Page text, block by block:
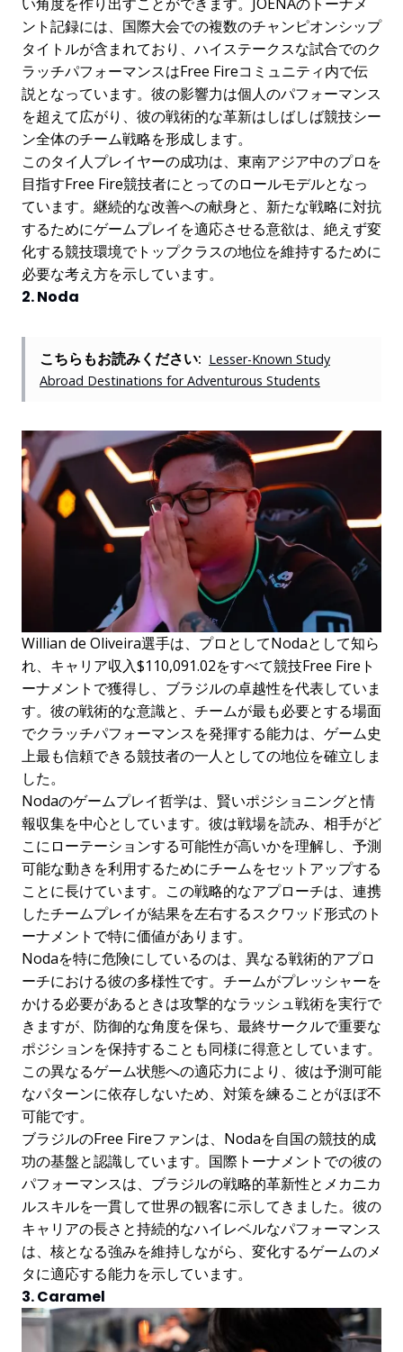
ント記録には、国際大会での複数のチャンピオンシップ
タイトルが含まれており、ハイステークスな試合でのク
ラッチパフォーマンスはFree Fireコミュニティ内で伝
説となっています。彼の影響力は個人のパフォーマンス
を超えて広がり、彼の戦術的な革新はしばしば競技シー
ン全体のチーム戦略を形成します。
このタイ人プレイヤーの成功は、東南アジア中のプロを
目指すFree Fire競技者にとってのロールモデルとなっ
ています。継続的な改善への献身と、新たな戦略に対抗
するためにゲームプレイを適応させる意欲は、絶えず変
化する競技環境でトップクラスの地位を維持するために
必要な考え方を示しています。
2. Noda
こちらもお読みください: Lesser-Known Study
Abroad Destinations for Adventurous Students
Willian de Oliveira選手は、プロとしてNodaとして知ら
れ、キャリア収入$110,091.02をすべて競技Free Fireト
ーナメントで獲得し、ブラジルの卓越性を代表していま
す。彼の戦術的な意識と、チームが最も必要とする場面
でクラッチパフォーマンスを発揮する能力は、ゲーム史
上最も信頼できる競技者の一人としての地位を確立しま
した。
Nodaのゲームプレイ哲学は、賢いポジショニングと情
報収集を中心としています。彼は戦場を読み、相手がど
こにローテーションする可能性が高いかを理解し、予測
可能な動きを利用するためにチームをセットアップする
ことに長けています。この戦略的なアプローチは、連携
したチームプレイが結果を左右するスクワッド形式のト
ーナメントで特に価値があります。
Nodaを特に危険にしているのは、異なる戦術的アプロ
ーチにおける彼の多様性です。チームがプレッシャーを
かける必要があるときは攻撃的なラッシュ戦術を実行で
きますが、防御的な角度を保ち、最終サークルで重要な
ポジションを保持することも同様に得意としています。
この異なるゲーム状態への適応力により、彼は予測可能
なパターンに依存しないため、対策を練ることがほぼ不
可能です。
ブラジルのFree Fireファンは、Nodaを自国の競技的成
功の基盤と認識しています。国際トーナメントでの彼の
パフォーマンスは、ブラジルの戦略的革新性とメカニカ
ルスキルを一貫して世界の観客に示してきました。彼の
キャリアの長さと持続的なハイレベルなパフォーマンス
は、核となる強みを維持しながら、変化するゲームのメ
タに適応する能力を示しています。
3. Caramel